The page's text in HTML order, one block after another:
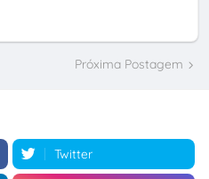
Próxima Postagem
Twitter